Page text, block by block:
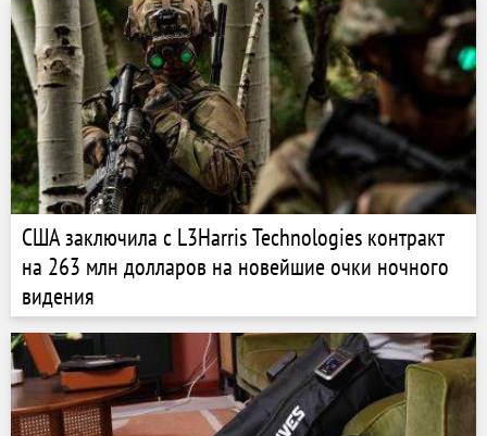
США заключила с L3Harris Technologies контракт
на 263 млн долларов на новейшие очки ночного
видения